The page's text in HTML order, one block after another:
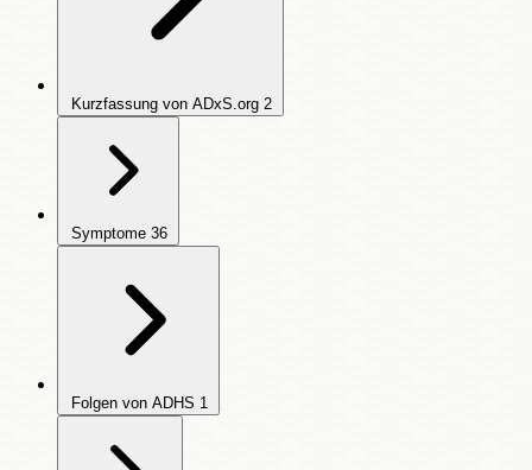
Kurzfassung von ADxS.org 2
Symptome 36
Folgen von ADHS 1